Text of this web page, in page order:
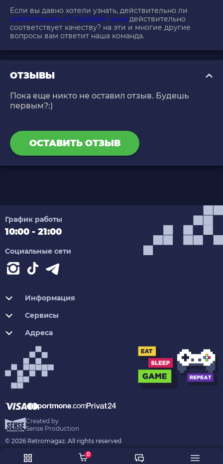
Если вы давно хотели узнать, действительно ли
плейстейшен 4 1 терабайт цена действительно
соответствует качеству? на эти и многие другие
вопросы вам ответит наша команда.
ОТЗЫВЫ
Пока еще никто не оставил отзыв. Будешь
первым?:)
ОСТАВИТЬ ОТЗЫВ
График работы
10:00 - 21:00
Социальные сети
Информация
Сервисы
Адреса
Created by
Sense Production
© 2026 Retromagaz. All rights reserved
0